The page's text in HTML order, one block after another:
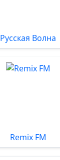
Русская Волна
Remix FM